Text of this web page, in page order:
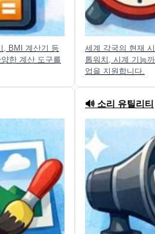
, BMI 계산기 등
한 계산 도구를
세계 각국의 현재
톱워치, 시계 기능
업을 지원합니다.
🔊 소리 유틸리티